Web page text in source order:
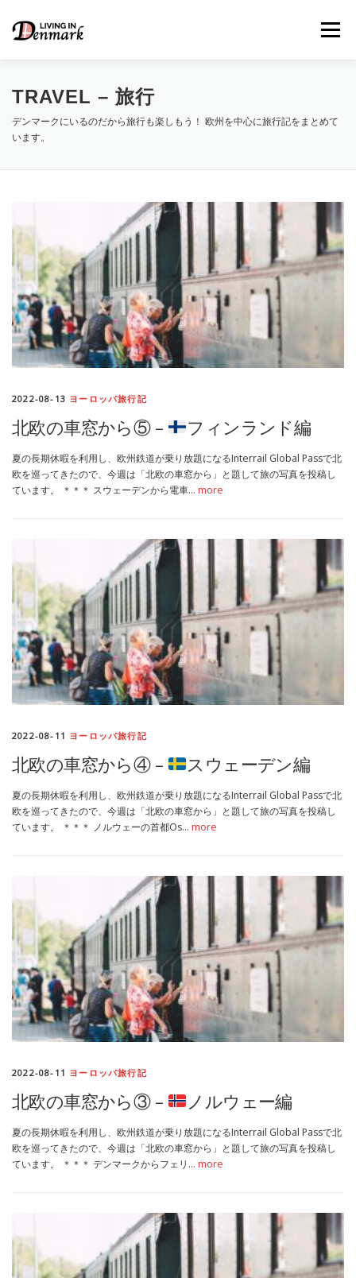
メニュー
LIFE TIPS– 生活便利帳 FOOD – ごはん事情
WORK – デンマークの働き方
OUR INSIGHT– 日本人の考察
MEDIA– メディア掲載 TRAVEL– 旅行
EVERYDAY– 日常ブログ
ABOUT US- サイトについて
TRAVEL – 旅行
デンマークにいるのだから旅行も楽しもう！ 欧州を中心に旅行記をまとめて
います。
2022-08-13 ヨーロッパ旅行記
北欧の車窓から⑤ – フィンランド編
夏の長期休暇を利用し、欧州鉄道が乗り放題になるInterrail Global Passで北
欧を巡ってきたので、今週は「北欧の車窓から」と題して旅の写真を投稿し
ています。 ＊＊＊ スウェーデンから電車… more
2022-08-11 ヨーロッパ旅行記
北欧の車窓から④ – スウェーデン編
夏の長期休暇を利用し、欧州鉄道が乗り放題になるInterrail Global Passで北
欧を巡ってきたので、今週は「北欧の車窓から」と題して旅の写真を投稿し
ています。 ＊＊＊ ノルウェーの首都Os… more
2022-08-11 ヨーロッパ旅行記
北欧の車窓から③ – ノルウェー編
夏の長期休暇を利用し、欧州鉄道が乗り放題になるInterrail Global Passで北
欧を巡ってきたので、今週は「北欧の車窓から」と題して旅の写真を投稿し
ています。 ＊＊＊ デンマークからフェリ… more